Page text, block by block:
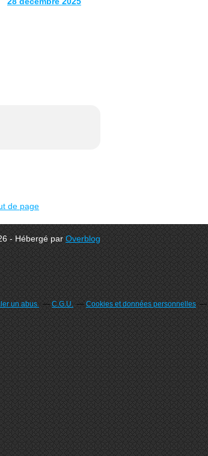
de page
- Hébergé parOverblog
un abus C.G.U. Cookies et données personnelles